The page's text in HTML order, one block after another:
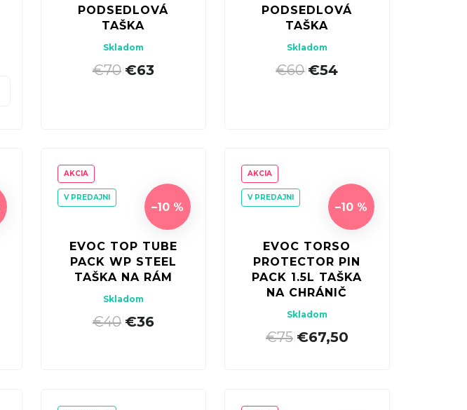
PODSEDLOVÁ
TAŠKA
Skladom
€70| €63
PODSEDLOVÁ
TAŠKA
Skladom
€60| €54
AKCIA
V PREDAJNI
–10 %
EVOC TOP TUBE
PACK WP STEEL
TAŠKA NA RÁM
Skladom
€40| €36
AKCIA
V PREDAJNI
–10 %
EVOC TORSO
PROTECTOR PIN
PACK 1.5L TAŠKA
NA CHRÁNIČ
Skladom
€75| €67,50